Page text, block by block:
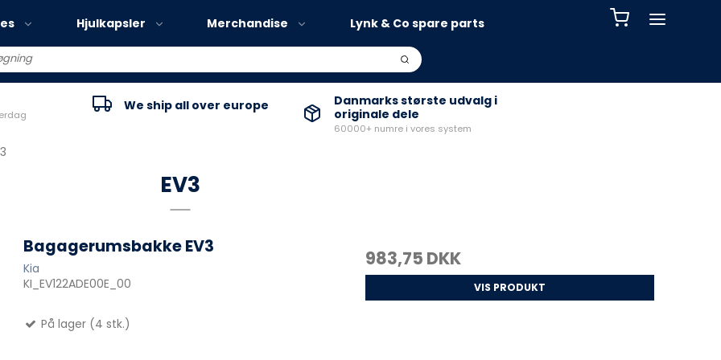
Volvo EX30
Hjulkapsler Merchandise Lynk & Co spare parts
We ship all over europe
Danmarks største udvalg i
originale dele
60000+ numre i vores system
EV3
Bagagerumsbakke EV3
Kia
KI_EV122ADE00E_00
På lager (4 stk.)
983,75 DKK
VIS PRODUKT